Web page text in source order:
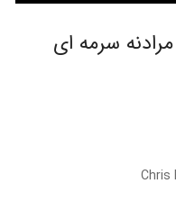
سرمه ای